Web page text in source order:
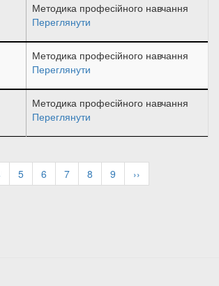
Методика професійного навчання
Переглянути
Методика професійного навчання
Переглянути
Методика професійного навчання
Переглянути
Page
5 Page
6 Page
7 Page
8 Page
9
Наступна
сторінка
››